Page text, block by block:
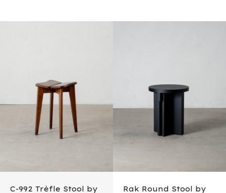
C-992 Trèfle Stool by
Rak Round Stool by